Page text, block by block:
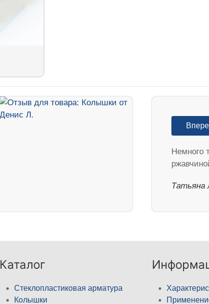
Немного
Татьяна
Каталог
Стеклопластиковая арматура
Колышки